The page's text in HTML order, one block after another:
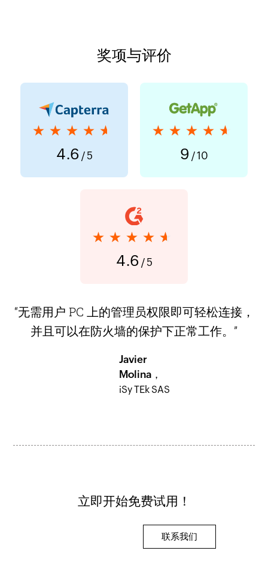
奖项与评价
★★★★★
4.6 / 5
★★★★★
9 / 10
★★★★★
4.6 / 5
“无需用户 PC 上的管理员权限即可轻松连接，
并且可以在防火墙的保护下正常工作。”
Javier
Molina，
iSy TEk SAS
立即开始免费试用！
联系我们